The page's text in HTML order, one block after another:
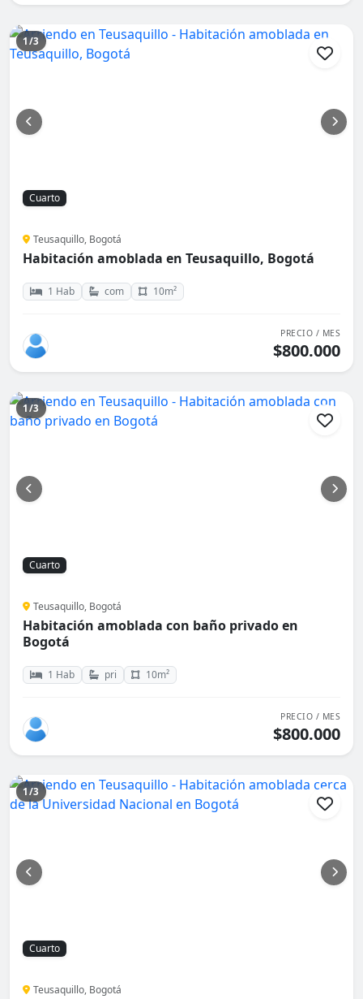
1/3
Cuarto
Teusaquillo, Bogotá
Habitación amoblada en Teusaquillo, Bogotá
1 Hab com 10m²
PRECIO / MES
$800.000
1/3
Cuarto
Teusaquillo, Bogotá
Habitación amoblada con baño privado en
Bogotá
1 Hab pri 10m²
PRECIO / MES
$800.000
1/3
Cuarto
Teusaquillo, Bogotá